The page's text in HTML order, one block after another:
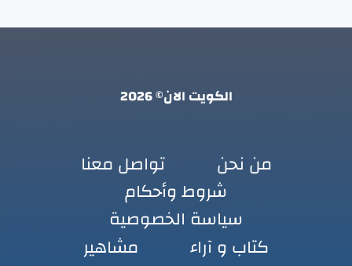
الكويت الان© 2026
من نحن
تواصل معنا
شروط وأحكام
سياسة الخصوصية
كتاب و آراء
مشاهير